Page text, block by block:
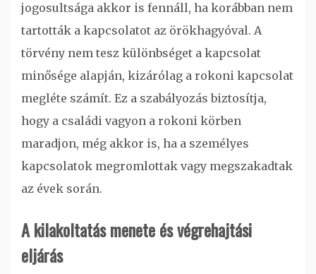
jogosultsága akkor is fennáll, ha korábban nem
tartották a kapcsolatot az örökhagyóval. A
törvény nem tesz különbséget a kapcsolat
minősége alapján, kizárólag a rokoni kapcsolat
megléte számít. Ez a szabályozás biztosítja,
hogy a családi vagyon a rokoni körben
maradjon, még akkor is, ha a személyes
kapcsolatok megromlottak vagy megszakadtak
az évek során.
A kilakoltatás menete és végrehajtási
eljárás